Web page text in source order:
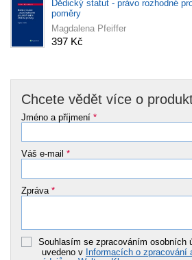
Dědický statut - právo rozhodné
poměry
Magdalena Pfeiffer
397 Kč
Chcete vědět více o
Jméno a příjmení *
Váš e-mail *
Zpráva *
Souhlasím se zpracováním osobních
uvedeno v Informacích o zpracování